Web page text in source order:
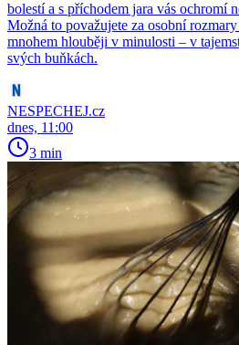
bolestí a s příchodem jara vás ochromí
Možná to považujete za osobní
mnohem hlouběji v minulosti – v
svých buňkách.
NESPECHEJ.cz
dnes, 11:00
3 min